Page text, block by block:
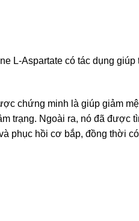
L-Aspartate có tác dụng
chứng minh là giúp giảm
trạng. Ngoài ra, nó đã được
phục hồi cơ bắp, đồng thời